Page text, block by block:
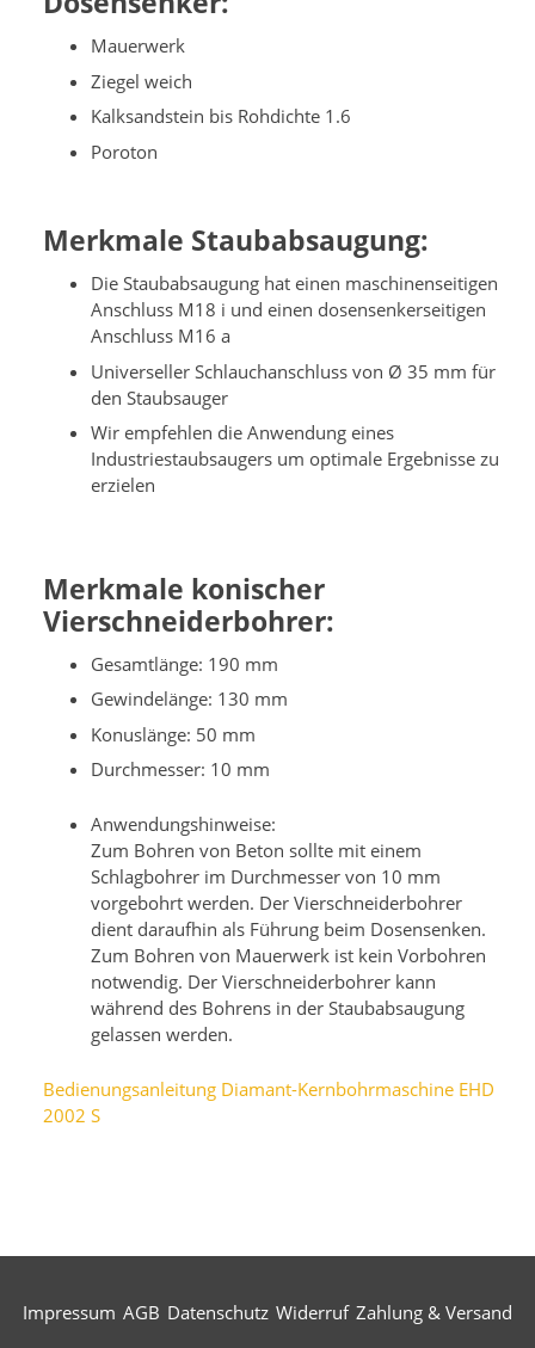
Mauerwerk
Ziegel weich
Kalksandstein bis Rohdichte 1.6
Poroton
Merkmale Staubabsaugung:
Die Staubabsaugung hat einen maschinenseitigen
Anschluss M18 i und einen dosensenkerseitigen
Anschluss M16 a
Universeller Schlauchanschluss von Ø 35 mm für
den Staubsauger
Wir empfehlen die Anwendung eines
Industriestaubsaugers um optimale Ergebnisse zu
erzielen
Merkmale konischer
Vierschneiderbohrer:
Gesamtlänge: 190 mm
Gewindelänge: 130 mm
Konuslänge: 50 mm
Durchmesser: 10 mm
Anwendungshinweise:
Zum Bohren von Beton sollte mit einem
Schlagbohrer im Durchmesser von 10 mm
vorgebohrt werden. Der Vierschneiderbohrer
dient daraufhin als Führung beim Dosensenken.
Zum Bohren von Mauerwerk ist kein Vorbohren
notwendig. Der Vierschneiderbohrer kann
während des Bohrens in der Staubabsaugung
gelassen werden.
Bedienungsanleitung Diamant-Kernbohrmaschine EHD
2002 S
Impressum AGB Datenschutz Widerruf Zahlung & Versand